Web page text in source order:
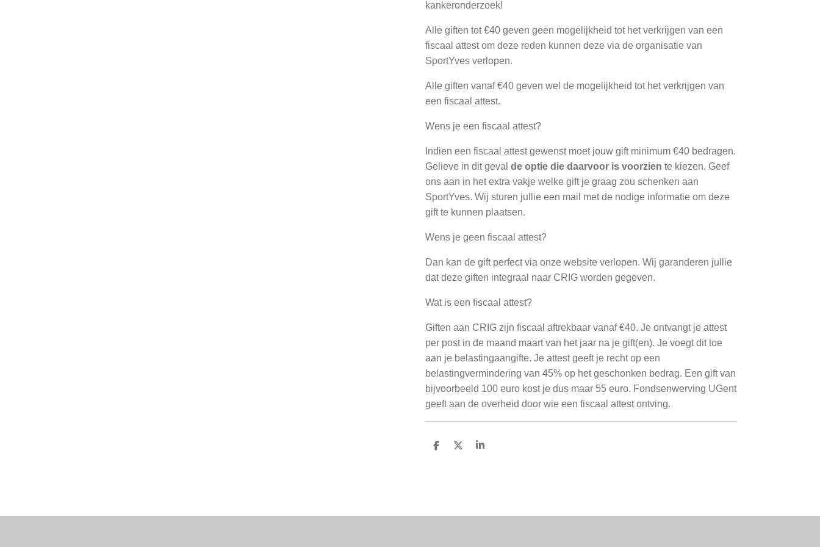
kankeronderzoek!
Alle giften tot €40 geven geen mogelijkheid tot het verkrijgen van een
fiscaal attest om deze reden kunnen deze via de organisatie van
SportYves verlopen.
Alle giften vanaf €40 geven wel de mogelijkheid tot het verkrijgen van
een fiscaal attest.
Wens je een fiscaal attest?
Indien een fiscaal attest gewenst moet jouw gift minimum €40 bedragen.
Gelieve in dit geval de optie die daarvoor is voorzien te kiezen. Geef
ons aan in het extra vakje welke gift je graag zou schenken aan
SportYves. Wij sturen jullie een mail met de nodige informatie om deze
gift te kunnen plaatsen.
Wens je geen fiscaal attest?
Dan kan de gift perfect via onze website verlopen. Wij garanderen jullie
dat deze giften integraal naar CRIG worden gegeven.
Wat is een fiscaal attest?
Giften aan CRIG zijn fiscaal aftrekbaar vanaf €40. Je ontvangt je attest
per post in de maand maart van het jaar na je gift(en). Je voegt dit toe
aan je belastingaangifte. Je attest geeft je recht op een
belastingvermindering van 45% op het geschonken bedrag. Een gift van
bijvoorbeeld 100 euro kost je dus maar 55 euro. Fondsenwerving UGent
geeft aan de overheid door wie een fiscaal attest ontving.
D
D
S